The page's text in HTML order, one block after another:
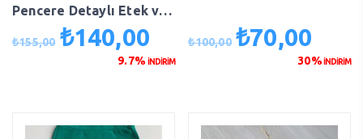
Pencere Detaylı Etek ve
Bel Çizgi Detaylı Kız
Çocuk Elbise
₺155,00 Orijinal
₺140,00
andaki
9.7% İNDİRİM
₺100,00 Orijinal
₺70,00
andaki
30%İNDİRİM